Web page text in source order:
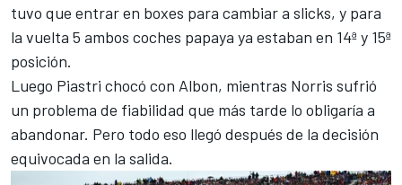
tuvo que entrar en boxes para cambiar a slicks, y para
la vuelta 5 ambos coches papaya ya estaban en 14ª y 15ª
posición.
Luego Piastri chocó con Albon, mientras Norris sufrió
un problema de fiabilidad que más tarde lo obligaría a
abandonar. Pero todo eso llegó después de la decisión
equivocada en la salida.